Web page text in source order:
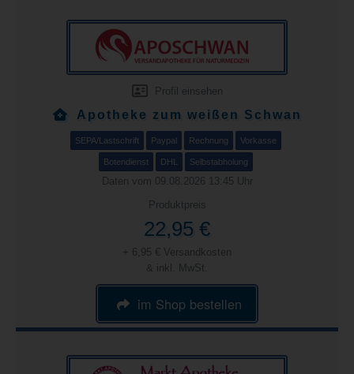
Profil einsehen
Apotheke zum weißen Schwan
SEPA/Lastschrift Paypal Rechnung Vorkasse
Botendienst DHL Selbstabholung
Daten vom 09.08.2026 13:45 Uhr
Produktpreis
22,95 €
+ 6,95 € Versandkosten
& inkl. MwSt.
im Shop bestellen